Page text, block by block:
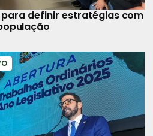
definir estratégias com